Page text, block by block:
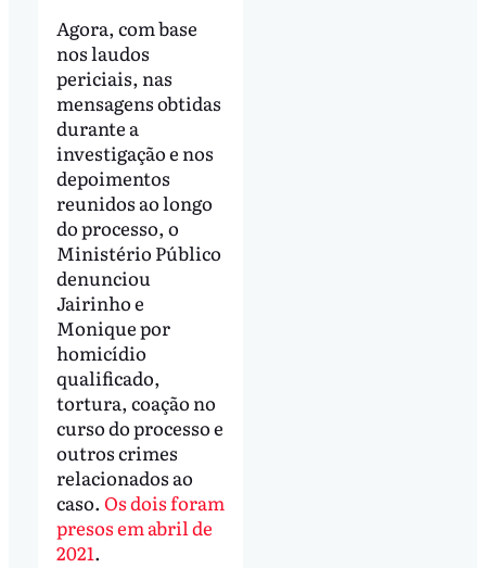
Agora, com base
nos laudos
periciais, nas
mensagens obtidas
durante a
investigação e nos
depoimentos
reunidos ao longo
do processo, o
Ministério Público
denunciou
Jairinho e
Monique por
homicídio
qualificado,
tortura, coação no
curso do processo e
outros crimes
relacionados ao
caso. Os dois foram
presos em abril de
2021.